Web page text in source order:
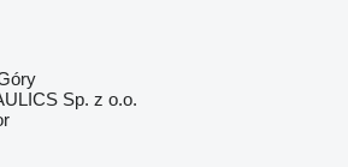
Sp. z o.o.